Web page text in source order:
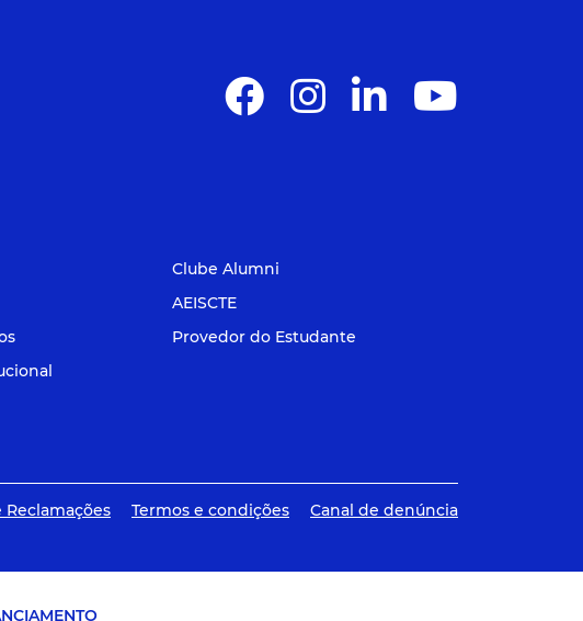
Clube Alumni
AEISCTE
Provedor do Estudante
Reclamações Termos e condições Canal de denúncia